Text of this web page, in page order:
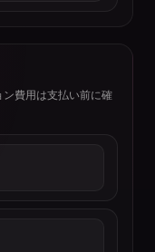
費用は支払い前に確